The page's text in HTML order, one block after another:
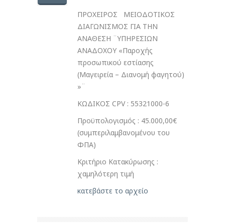
ΠΡΟΧΕΙΡΟΣ ΜΕΙΟΔΟΤΙΚΟΣ
ΔΙΑΓΩΝΙΣΜΟΣ ΓΙΑ ΤΗΝ
ΑΝΑΘΕΣΗ ¨ΥΠΗΡΕΣΙΩΝ
ΑΝΑΔΟΧΟΥ «Παροχής
προσωπικού εστίασης
(Μαγειρεία – Διανομή φαγητού)
»¨
ΚΩΔΙΚΟΣ CPV : 55321000-6
Προϋπολογισμός : 45.000,00€
(συμπεριλαμβανομένου του
ΦΠΑ)
Κριτήριο Κατακύρωσης :
χαμηλότερη τιμή
κατεβάστε το αρχείο